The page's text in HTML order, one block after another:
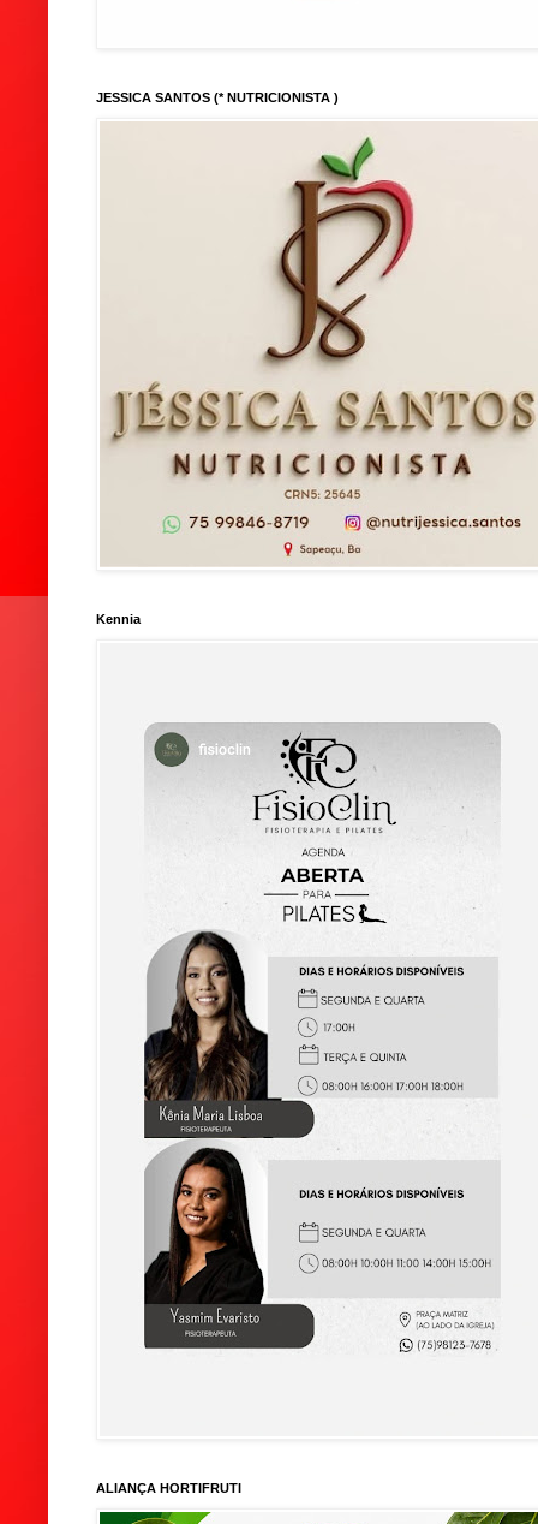
JESSICA SANTOS (* NUTRICIONISTA )
Kennia
ALIANÇA HORTIFRUTI